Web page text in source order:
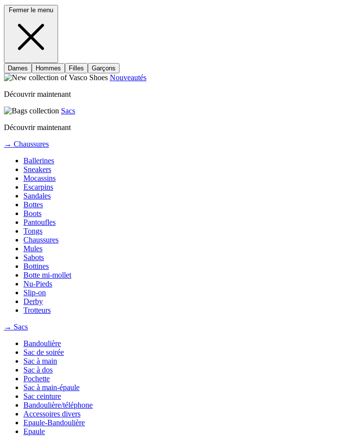
Fermer le menu
Dames Hommes Filles Garçons
Nouveautés
Découvrir maintenant
Sacs
Découvrir maintenant
→ Chaussures
Ballerines
Sneakers
Mocassins
Escarpins
Sandales
Bottes
Boots
Pantoufles
Tongs
Chaussures
Mules
Sabots
Bottines
Botte mi-mollet
Nu-Pieds
Slip-on
Derby
Trotteurs
→ Sacs
Bandoulière
Sac de soirée
Sac à main
Sac à dos
Pochette
Sac à main-épaule
Sac ceinture
Bandoulière/téléphone
Accessoires divers
Epaule-Bandoulière
Epaule